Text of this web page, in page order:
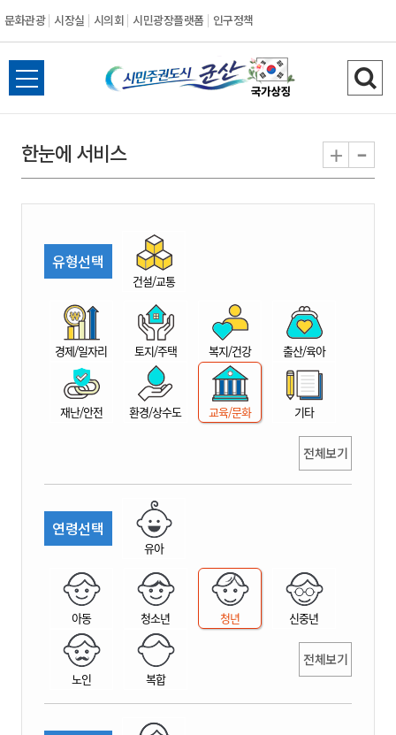
문화관광 시장실 시의회 시민광장플랫폼 인구정책
시
민
권
시
산
전
체
뉴
열
검
색
기
한눈에 서비스 + -
유형선택
건설/교통
경제/일자리 토지/주택 복지/건강 출산/육아
재난/안전 환경/상수도 교육/문화 기타
전체보기
연령선택
유아
아동 청소년 청년 신중년
노인 복합
전체보기